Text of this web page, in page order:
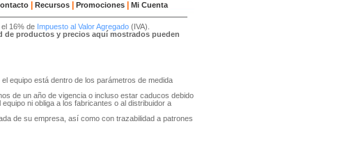
Recursos Promociones Mi Cuenta
el 16% de Impuesto al Valor Agregado (IVA).
de productos y precios aquí mostrados pueden
equipo está dentro de los parámetros de medida
de un año de vigencia o incluso estar caducos debido
ni obliga a los fabricantes o al distribuidor a
de su empresa, así como con trazabilidad a patrones